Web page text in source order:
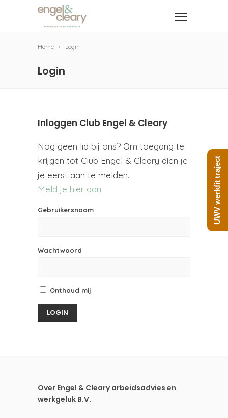
Home Login
Login
Inloggen Club Engel & Cleary
Nog geen lid bij ons? Om toegang te
krijgen tot Club Engel & Cleary dien je
je eerst aan te melden.
Meld je hier aan
Gebruikersnaam
Wachtwoord
Onthoud mij
Over Engel & Cleary arbeidsadvies en
werkgeluk B.V.
UWV werkfit traject